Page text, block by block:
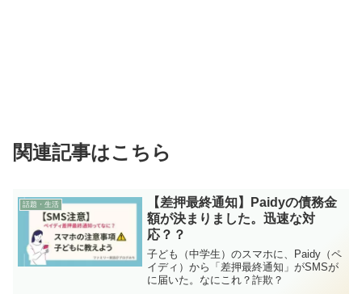
関連記事はこちら
話題・生活
【差押最終通知】Paidyの債務金
額が決まりました。迅速な対
応？？
子ども（中学生）のスマホに、Paidy（ペ
イディ）から「差押最終通知」がSMSが
に届いた。なにこれ？詐欺？